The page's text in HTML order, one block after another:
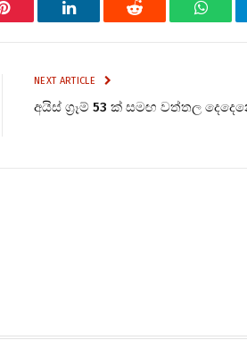
Pinterest LinkedIn Reddit
NEXT ARTICLE
අයිස් ග්‍රෑම් 53 ක් සමඟ වත්තල